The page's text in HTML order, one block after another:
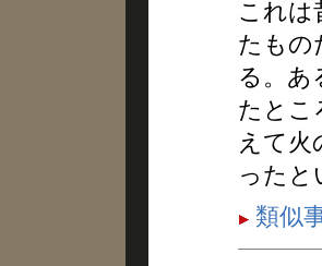
これは
たもの
る。あ
たとこ
えて
ったと
類似